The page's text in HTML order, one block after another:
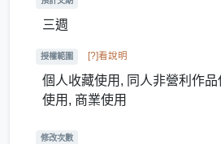
三週
授權範圍 [?]看說明
個人收藏使用, 同人非營利作
使用, 商業使用
修改次數